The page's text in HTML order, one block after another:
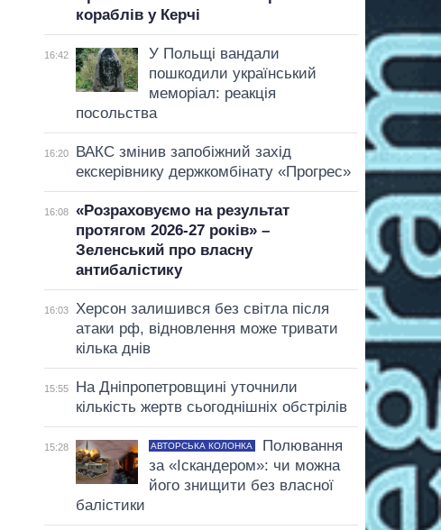
кораблів у Керчі
16:42
У Польщі вандали
пошкодили український
меморіал: реакція
посольства
16:20
ВАКС змінив запобіжний захід
екскерівнику держкомбінату «Прогрес»
16:08
«Розраховуємо на результат
протягом 2026-27 років» –
Зеленський про власну
антибалістику
16:03
Херсон залишився без світла після
атаки рф, відновлення може тривати
кілька днів
15:55
На Дніпропетровщині уточнили
кількість жертв сьогоднішніх обстрілів
15:28 АВТОРСЬКА КОЛОНКА
Полювання
за «Іскандером»: чи можна
його знищити без власної
балістики